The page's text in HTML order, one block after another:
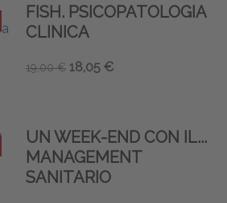
FISH. PSICOPATOLOGIA
CLINICA
19,00 € 18,05 €
UN WEEK-END CON IL...
MANAGEMENT
SANITARIO